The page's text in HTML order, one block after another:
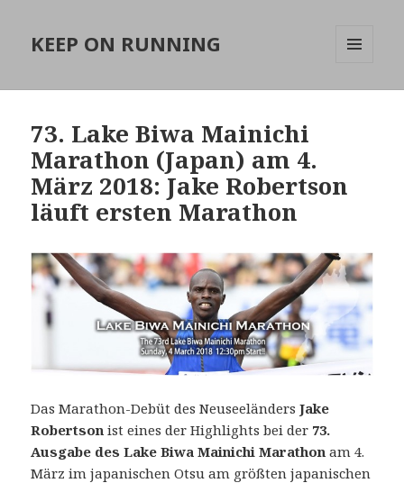
KEEP ON RUNNING
73. Lake Biwa Mainichi
Marathon (Japan) am 4.
März 2018: Jake Robertson
läuft ersten Marathon
Das Marathon-Debüt des Neuseeländers Jake
Robertson ist eines der Highlights bei der 73.
Ausgabe des Lake Biwa Mainichi Marathon am 4.
März im japanischen Otsu am größten japanischen